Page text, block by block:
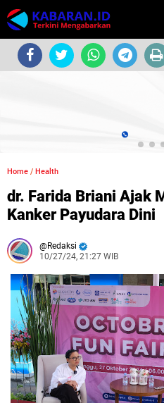
Home / Health
dr. Farida Briani Ajak
Kanker Payudara Dini
Redaksi
10/27/24, 21:27 WIB